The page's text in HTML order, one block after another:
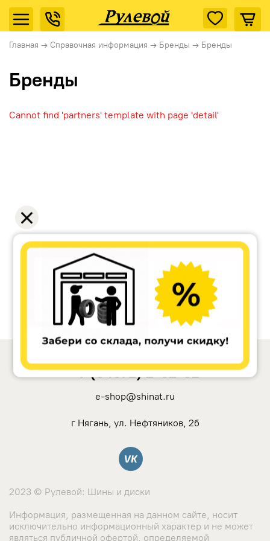
Главная → Справочная информация → Бренды → Бренды
Бренды
Cannot find 'partners' template with page 'detail'
+7 (34672) 2-62-32
e-shop@shinat.ru
г Нягань, ул. Нефтяников, 2б
Вконтакте
2023 © Рулевой: Шины и диски
Информация, размещенная на данном сайте, носит
исключительно информационный характер и не может
являться публичной офертой, определяемой